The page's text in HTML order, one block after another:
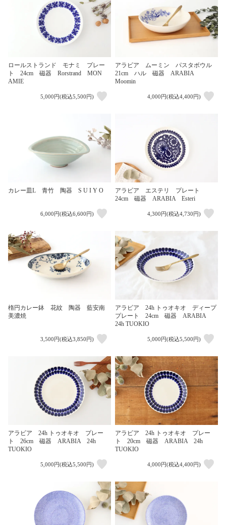
ロールストランド モナミ プレー
ト 24cm 磁器 Rorstrand MON
AMIE
5,000円(税込5,500円)
アラビア ムーミン パスタボウル
21cm ハル 磁器 ARABIA
Moomin
4,000円(税込4,400円)
カレー皿L 青竹 陶器 S U I Y O
6,000円(税込6,600円)
アラビア エステリ プレート
24cm 磁器 ARABIA Esteri
4,300円(税込4,730円)
楕円カレー鉢 花紋 陶器 藍安南
美濃焼
3,500円(税込3,850円)
アラビア 24h トゥオキオ ディープ
プレート 24cm 磁器 ARABIA
24h TUOKIO
5,000円(税込5,500円)
アラビア 24h トゥオキオ プレー
ト 26cm 磁器 ARABIA 24h
TUOKIO
5,000円(税込5,500円)
アラビア 24h トゥオキオ プレー
ト 20cm 磁器 ARABIA 24h
TUOKIO
4,000円(税込4,400円)